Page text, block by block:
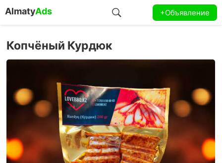
AlmatyAds +Объявление
Копчёный Курдюк